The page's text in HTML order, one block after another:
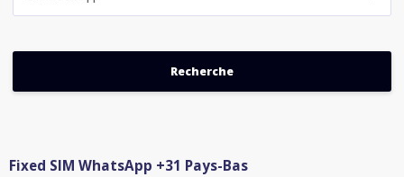
Fixed SIM WhatsApp +31 Pays-Bas